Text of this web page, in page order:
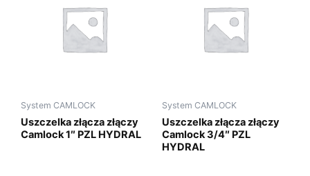
System CAMLOCK
Uszczelka złącza złączy
Camlock 1″ PZL HYDRAL
System CAMLOCK
Uszczelka złącza złączy
Camlock 3/4″ PZL
HYDRAL